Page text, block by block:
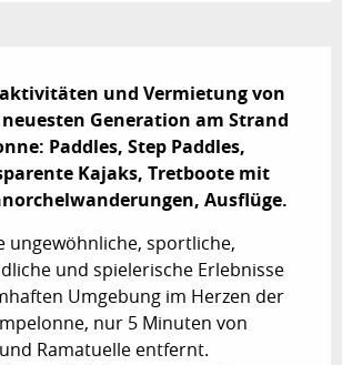
und Vermietung von
Generation am Strand
Paddles, Step Paddles,
Kajaks, Tretboote mit
Ausflüge.
ungewöhnliche, sportliche,
und spielerische Erlebnisse
Umgebung im Herzen der
nur 5 Minuten von
Ramatuelle entfernt.